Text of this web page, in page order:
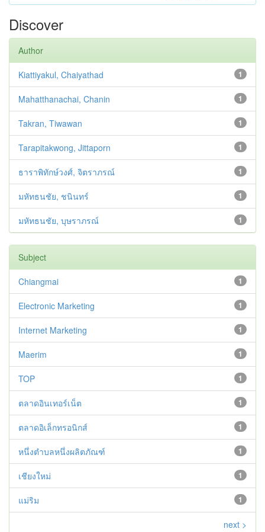
Discover
Author
1
Kiattiyakul, Chaiyathad
1
Mahatthanachai, Chanin
1
Takran, Tiwawan
1
Tarapitakwong, Jittaporn
1
ธาราพิทักษ์วงศ์, จิตราภรณ์
1
มหัทธนชัย, ชนินทร์
1
มหัทธนชัย, บุษราภรณ์
Subject
1
Chiangmai
1
Electronic Marketing
1
Internet Marketing
1
Maerim
1
TOP
1
ตลาดอินเทอร์เน็ต
1
ตลาดอิเล็กทรอนิกส์
1
หนึ่งตำบลหนึ่งผลิตภัณฑ์
1
เชียงใหม่
1
แม่ริม
next >